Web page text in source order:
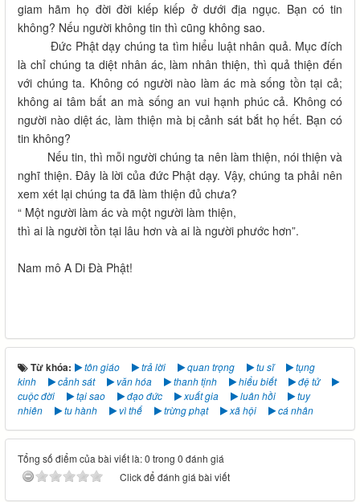
giam hãm họ đời đời kiếp kiếp ở dưới địa ngục. Bạn có tin
không? Nếu người không tin thì cũng không sao.
Đức Phật dạy chúng ta tìm hiểu luật nhân quả. Mục đích
là chỉ chúng ta diệt nhân ác, làm nhân thiện, thì quả thiện đến
với chúng ta. Không có người nào làm ác mà sống tồn tại cả;
không ai tâm bất an mà sống an vui hạnh phúc cả. Không có
người nào diệt ác, làm thiện mà bị cảnh sát bắt họ hết. Bạn có
tin không?
Nếu tin, thì mỗi người chúng ta nên làm thiện, nói thiện và
nghĩ thiện. Đây là lời của đức Phật dạy. Vậy, chúng ta phải nên
xem xét lại chúng ta đã làm thiện đủ chưa?
“ Một người làm ác và một người làm thiện,
thì ai là người tồn tại lâu hơn và ai là người phước hơn”.
Nam mô A Di Đà Phật!
Từ khóa: tôn giáo trả lời quan trọng tu sĩ
tụng
kinh
cảnh sát văn hóa thanh tịnh hiểu biết
đệ tử
cuộc đời
tại sao đạo đức xuất gia luân hồi
tuy
nhiên
tu hành vì thế trừng phạt xã hội cá nhân
Tổng số điểm của bài viết là: 0 trong 0 đánh giá
Click để đánh giá bài viết